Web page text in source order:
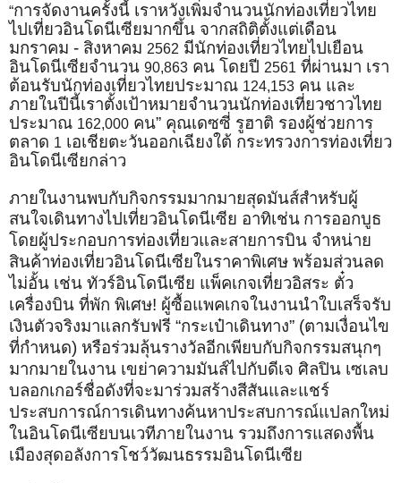
“การจัดงานครั้งนี้ เราหวังเพิ่มจำนวนนักท่องเที่ยวไทย
ไปเที่ยวอินโดนีเซียมากขึ้น จากสถิติตั้งแต่เดือน
มกราคม - สิงหาคม 2562 มีนักท่องเที่ยวไทยไปเยือน
อินโดนีเซียจำนวน 90,863 คน โดยปี 2561 ที่ผ่านมา เรา
ต้อนรับนักท่องเที่ยวไทยประมาณ 124,153 คน และ
ภายในปีนี้เราตั้งเป้าหมายจำนวนนักท่องเที่ยวชาวไทย
ประมาณ 162,000 คน” คุณเดซซี่ รูฮาติ รองผู้ช่วยการ
ตลาด 1 เอเชียตะวันออกเฉียงใต้ กระทรวงการท่องเที่ยว
อินโดนีเซียกล่าว
ภายในงานพบกับกิจกรรมมากมายสุดมันส์สำหรับผู้
สนใจเดินทางไปเที่ยวอินโดนีเซีย อาทิเช่น การออกบูธ
โดยผู้ประกอบการท่องเที่ยวและสายการบิน จำหน่าย
สินค้าท่องเที่ยวอินโดนีเซียในราคาพิเศษ พร้อมส่วนลด
ไม่อั้น เช่น ทัวร์อินโดนีเซีย แพ็คเกจเที่ยวอิสระ ตั๋ว
เครื่องบิน ที่พัก พิเศษ! ผู้ซื้อแพคเกจในงานนำใบเสร็จรับ
เงินตัวจริงมาแลกรับฟรี “กระเป๋าเดินทาง” (ตามเงื่อนไข
ที่กำหนด) หรือร่วมลุ้นรางวัลอีกเพียบกับกิจกรรมสนุกๆ
มากมายในงาน เขย่าความมันส์ไปกับดีเจ ศิลปิน เซเลบ
บลอกเกอร์ชื่อดังที่จะมาร่วมสร้างสีสันและแชร์
ประสบการณ์การเดินทางค้นหาประสบการณ์แปลกใหม่
ในอินโดนีเซียบนเวทีภายในงาน รวมถึงการแสดงพื้น
เมืองสุดอลังการโชว์วัฒนธรรมอินโดนีเซีย